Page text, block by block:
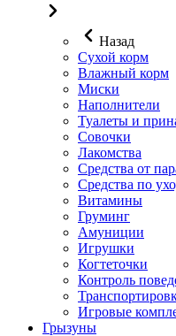
Назад
Сухой корм
Влажный корм
Миски
Наполнители
Туалеты и
Совочки
Лакомства
Средства от
Средства по
Витамины
Груминг
Амуниции
Игрушки
Когтеточки
Контроль
Игровые
Грызуны